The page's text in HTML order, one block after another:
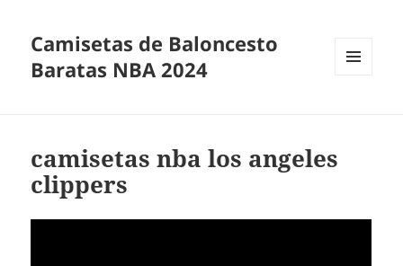
Camisetas de Baloncesto
Baratas NBA 2024
camisetas nba los angeles
clippers